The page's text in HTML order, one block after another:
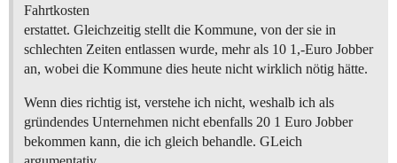
Fahrtkosten
erstattet. Gleichzeitig stellt die Kommune, von der sie in
schlechten Zeiten entlassen wurde, mehr als 10 1,-Euro Jobber
an, wobei die Kommune dies heute nicht wirklich nötig hätte.
Wenn dies richtig ist, verstehe ich nicht, weshalb ich als
gründendes Unternehmen nicht ebenfalls 20 1 Euro Jobber
bekommen kann, die ich gleich behandle. GLeich